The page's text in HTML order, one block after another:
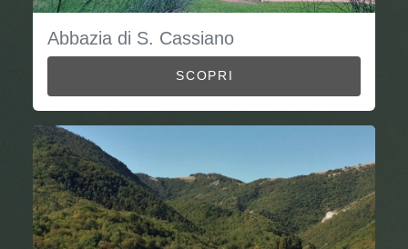
Abbazia di S. Cassiano
SCOPRI